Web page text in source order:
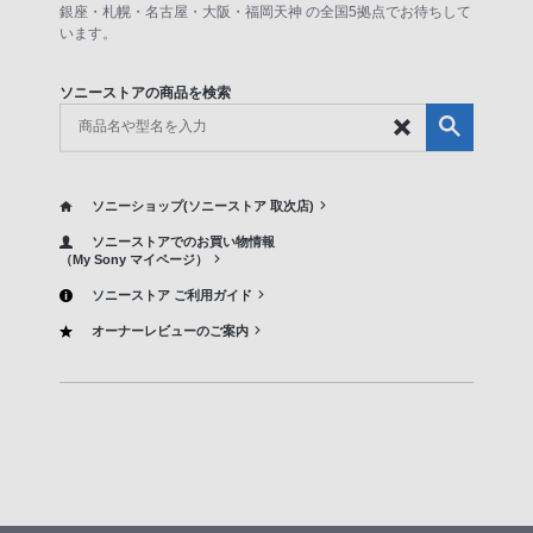
銀座・札幌・名古屋・大阪・福岡天神 の全国5拠点でお待ちして
います。
ソニーストアの商品を検索
ソニーショップ(ソニーストア 取次店)
ソニーストアでのお買い物情報
（My Sony マイページ）
ソニーストア ご利用ガイド
オーナーレビューのご案内